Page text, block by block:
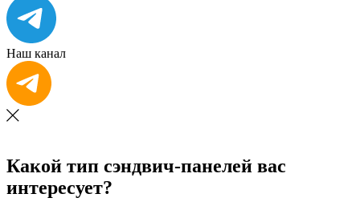
Наш канал
Какой тип сэндвич-панелей вас
интересует?